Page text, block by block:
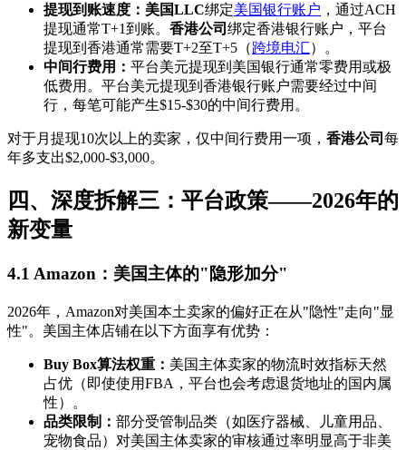
提现到账速度： 美国LLC绑定美国银行账户 ，通过ACH
提现通常T+1到账。 香港公司 绑定香港银行账户，平台
提现到香港通常需要T+2至T+5（跨境电汇）。
中间行费用： 平台美元提现到美国银行通常零费用或极
低费用。平台美元提现到香港银行账户需要经过中间
行，每笔可能产生$15-$30的中间行费用。
对于月提现10次以上的卖家，仅中间行费用一项， 香港公司 每
年多支出$2,000-$3,000。
四、深度拆解三：平台政策——2026年的
新变量
4.1 Amazon：美国主体的"隐形加分"
2026年，Amazon对美国本土卖家的偏好正在从"隐性"走向"显
性"。美国主体店铺在以下方面享有优势：
Buy Box算法权重： 美国主体卖家的物流时效指标天然
占优（即使使用FBA，平台也会考虑退货地址的国内属
性）。
品类限制： 部分受管制品类（如医疗器械、儿童用品、
宠物食品）对美国主体卖家的审核通过率明显高于非美